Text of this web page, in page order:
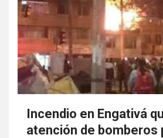
Incendio en Engativá
atención de bomberos